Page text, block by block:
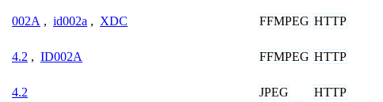
002A , id002a , XDC FFMPEG HTTP
4.2 , ID002A FFMPEG HTTP
4.2 JPEG HTTP